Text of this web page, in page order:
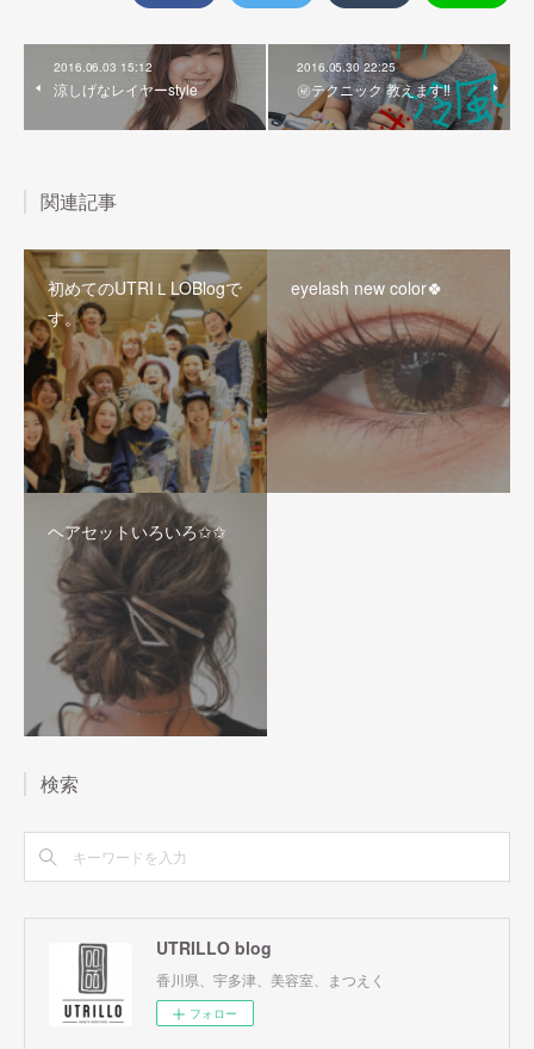
2016.06.03 15:12
涼しげなレイヤーstyle
2016.05.30 22:25
㊙️テクニック 教えます‼︎
関連記事
初めてのUTRIＬLOBlogで
す。
eyelash new color🍀
ヘアセットいろいろ✩✩
検索
UTRILLO blog
香川県、宇多津、美容室、まつえく
フォロー